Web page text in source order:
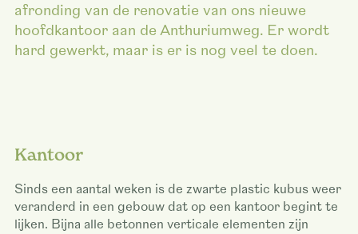
afronding van de renovatie van ons nieuwe
hoofdkantoor aan de Anthuriumweg. Er wordt
hard gewerkt, maar is er is nog veel te doen.
Kantoor
Sinds een aantal weken is de zwarte plastic kubus weer
veranderd in een gebouw dat op een kantoor begint te
lijken. Bijna alle betonnen verticale elementen zijn